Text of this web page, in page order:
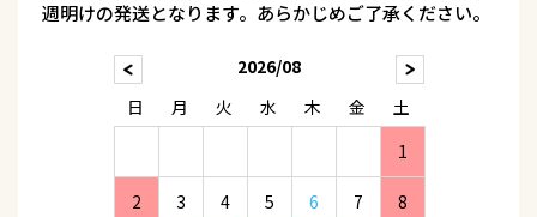
週明けの発送となります。あらかじめご了承ください。
2026/08
日
月 火 水 木 金
土
1
2 3 4 5 6 7 8